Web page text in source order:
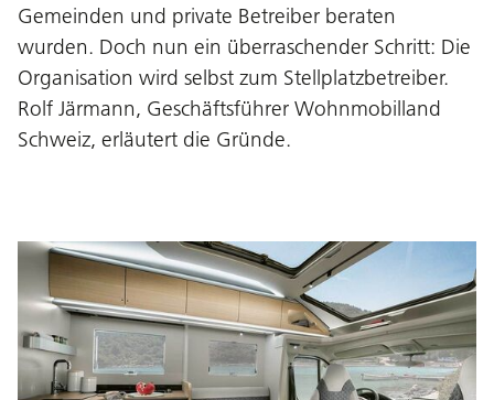
Gemeinden und private Betreiber beraten
wurden. Doch nun ein überraschender Schritt: Die
Organisation wird selbst zum Stellplatzbetreiber.
Rolf Järmann, Geschäftsführer Wohnmobilland
Schweiz, erläutert die Gründe.